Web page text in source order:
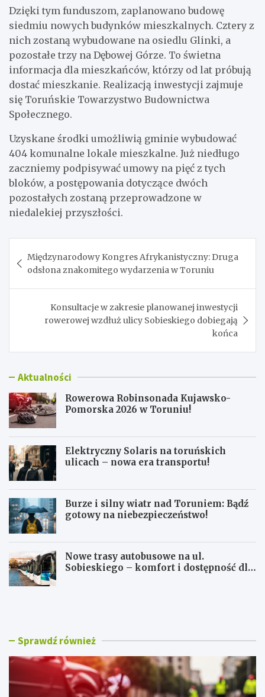
Dzięki tym funduszom, zaplanowano budowę
siedmiu nowych budynków mieszkalnych. Cztery z
nich zostaną wybudowane na osiedlu Glinki, a
pozostałe trzy na Dębowej Górze. To świetna
informacja dla mieszkańców, którzy od lat próbują
dostać mieszkanie. Realizacją inwestycji zajmuje
się Toruńskie Towarzystwo Budownictwa
Społecznego.
Uzyskane środki umożliwią gminie wybudować
404 komunalne lokale mieszkalne. Już niedługo
zaczniemy podpisywać umowy na pięć z tych
bloków, a postępowania dotyczące dwóch
pozostałych zostaną przeprowadzone w
niedalekiej przyszłości.
wpisu
Międzynarodowy Kongres Afrykanistyczny: Druga
odsłona znakomitego wydarzenia w Toruniu
Konsultacje w zakresie planowanej inwestycji
rowerowej wzdłuż ulicy Sobieskiego dobiegają
końca
Aktualności
Rowerowa Robinsonada Kujawsko-
Pomorska 2026 w Toruniu!
Elektryczny Solaris na toruńskich
ulicach – nowa era transportu!
Burze i silny wiatr nad Toruniem: Bądź
gotowy na niebezpieczeństwo!
Nowe trasy autobusowe na ul.
Sobieskiego – komfort i dostępność dla
R
o
a
o
E
r
c
n
Sprawdź również